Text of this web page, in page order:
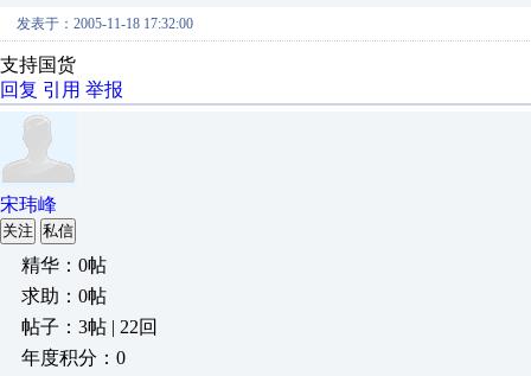
发表于：2005-11-18 17:32:00
支持国货
回复 引用 举报
宋玮峰
关注 私信
精华：0帖
求助：0帖
帖子：3帖 | 22回
年度积分：0